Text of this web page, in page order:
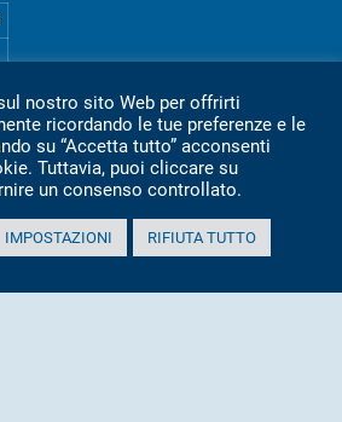
Trasparente (XML)
nostro sito Web per offrirti
ricordando le tue preferenze e le
su “Accetta tutto” acconsenti
Tuttavia, puoi cliccare su
un consenso controllato.
IMPOSTAZIONI RIFIUTA TUTTO